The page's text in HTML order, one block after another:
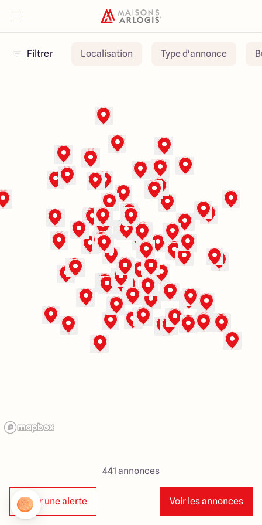
Accueil
Nos annonces
Votre projet
Qui sommes-nous
Maisons ARLOGIS Nantes
23 Rue du Bel air
44470 Carquefou
4.7 4.7
Filtrer Localisation Type d'annonce
441 annonces
Créer une alerte Voir les annonces